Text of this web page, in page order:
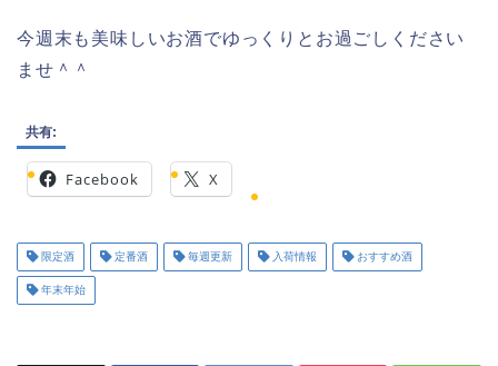
今週末も美味しいお酒でゆっくりとお過ごしください
ませ＾＾
共有:
Facebook X
限定酒 定番酒 毎週更新 入荷情報 おすすめ酒
年末年始